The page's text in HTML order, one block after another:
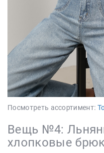
Посмотреть ассортимент:
Вещь №4:
хлопковые